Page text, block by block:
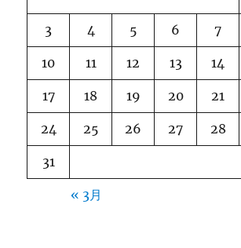
3 4 5 6 7
10 11 12 13 14
17 18 19 20 21
24 25 26 27 28
31
« 3月